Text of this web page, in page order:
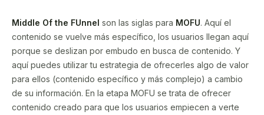
Middle Of the FUnnel son las siglas para MOFU. Aquí el
contenido se vuelve más específico, los usuarios llegan aquí
porque se deslizan por embudo en busca de contenido. Y
aquí puedes utilizar tu estrategia de ofrecerles algo de valor
para ellos (contenido específico y más complejo) a cambio
de su información. En la etapa MOFU se trata de ofrecer
contenido creado para que los usuarios empiecen a verte